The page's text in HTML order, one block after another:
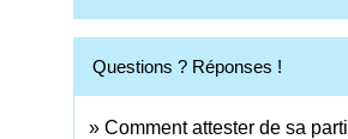
Questions ? Réponses !
Comment attester de sa